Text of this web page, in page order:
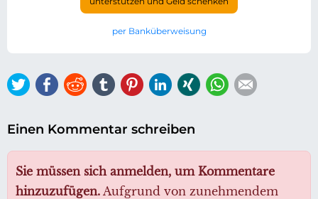
per Banküberweisung
TwitterFacebook
ReddittumblrPinterestLinkedIn
Xing WhatsApp
Einen Kommentar schreiben
Sie müssen sich anmelden, um Kommentare
hinzuzufügen. Aufgrund von zunehmendem